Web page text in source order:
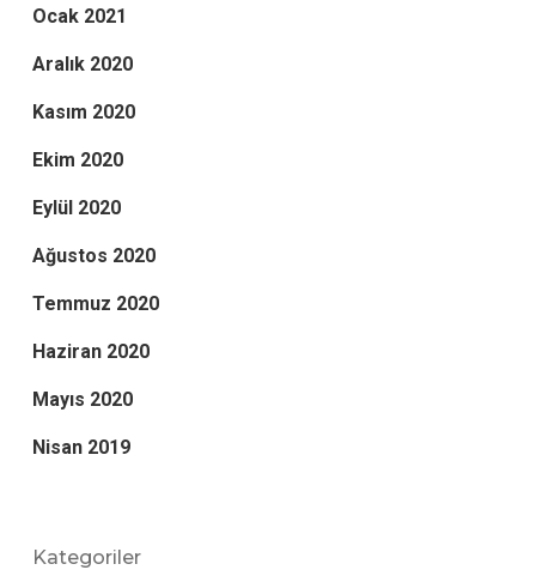
Ocak 2021
Aralık 2020
Kasım 2020
Ekim 2020
Eylül 2020
Ağustos 2020
Temmuz 2020
Haziran 2020
Mayıs 2020
Nisan 2019
Kategoriler